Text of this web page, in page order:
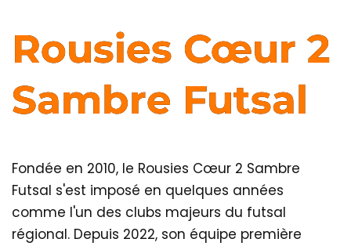
Rousies Cœur 2
Sambre Futsal
Fondée en 2010, le Rousies Cœur 2 Sambre
Futsal s'est imposé en quelques années
comme l'un des clubs majeurs du futsal
régional. Depuis 2022, son équipe première